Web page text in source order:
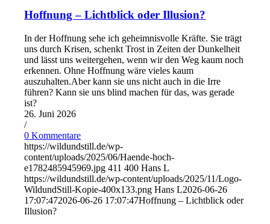
Hoffnung – Lichtblick oder Illusion?
In der Hoffnung sehe ich geheimnisvolle Kräfte. Sie trägt
uns durch Krisen, schenkt Trost in Zeiten der Dunkelheit
und lässt uns weitergehen, wenn wir den Weg kaum noch
erkennen. Ohne Hoffnung wäre vieles kaum
auszuhalten.Aber kann sie uns nicht auch in die Irre
führen? Kann sie uns blind machen für das, was gerade
ist?
26. Juni 2026
/
0 Kommentare
https://wildundstill.de/wp-
content/uploads/2025/06/Haende-hoch-
e1782485945969.jpg 411 400 Hans L
https://wildundstill.de/wp-content/uploads/2025/11/Logo-
WildundStill-Kopie-400x133.png Hans L2026-06-26
17:07:472026-06-26 17:07:47Hoffnung – Lichtblick oder
Illusion?